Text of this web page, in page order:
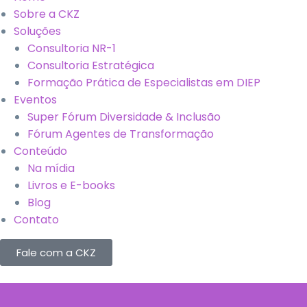
Sobre a CKZ
Soluções
Consultoria NR-1
Consultoria Estratégica
Formação Prática de Especialistas em DIEP
Eventos
Super Fórum Diversidade & Inclusão
Fórum Agentes de Transformação
Conteúdo
Na mídia
Livros e E-books
Blog
Contato
Fale com a CKZ